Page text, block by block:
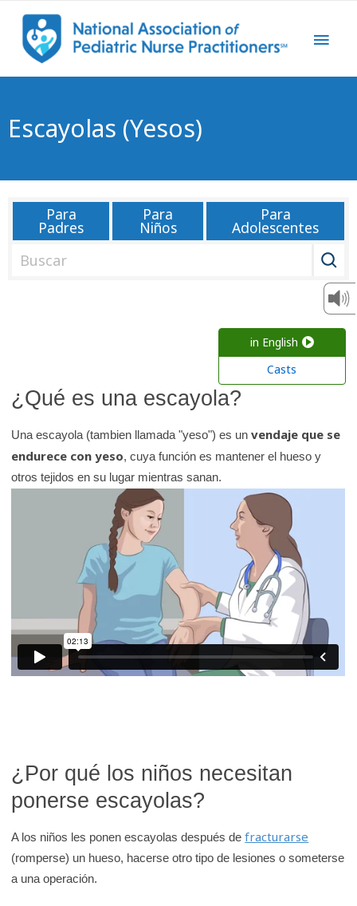
Escayolas (yesos)
Para
Padres
Para
Niños
Para
Adolescentes
n
i
e
a
d
H
e
a
l
in English
Casts
¿Qué es una escayola?
Una escayola (tambien llamada "yeso") es unvendaje que se
endurece con yeso, cuya función es mantener el hueso y
otros tejidos en su lugar mientras sanan.
¿Por qué los niños necesitan
ponerse escayolas?
A los niños les ponen escayolas después defracturarse
(romperse) un hueso, hacerse otro tipo de lesiones o someterse
a una operación.